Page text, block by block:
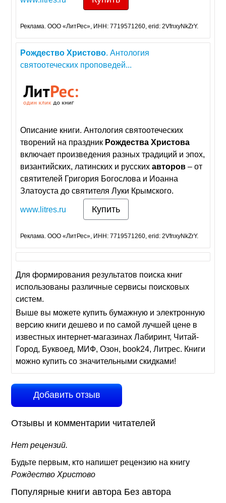
Реклама. ООО «ЛитРес», ИНН: 7719571260, erid: 2VfnxyNkZrY.
Рождество Христово. Антология
святоотеческих проповедей...
Описание книги. Антология святоотеческих
творений на праздник Рождества Христова
включает произведения разных традиций и эпох,
византийских, латинских и русскихавторов – от
святителей Григория Богослова и Иоанна
Златоуста до святителя Луки Крымского.
www.litres.ru Купить
Реклама. ООО «ЛитРес», ИНН: 7719571260, erid: 2VfnxyNkZrY.
Для формирования результатов поиска книг
использованы различные сервисы поисковых
систем.
Выше вы можете купить бумажную и электронную
версию книги дешево и по самой лучшей цене в
известных интернет-магазинах Лабиринт, Читай-
Город, Буквоед, МИФ, Озон, book24, Литрес. Книги
можно купить со значительными скидками!
Добавить отзыв
Отзывы и комментарии читателей
Нет рецензий.
Будьте первым, кто напишет рецензию на книгу
Рождество Христово
Популярные книги автора Без автора